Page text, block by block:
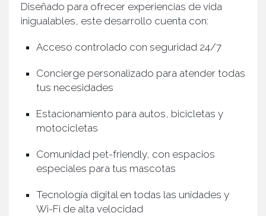
Diseñado para ofrecer experiencias de vida
inigualables, este desarrollo cuenta con:
Acceso controlado con seguridad 24/7
Concierge personalizado para atender todas
tus necesidades
Estacionamiento para autos, bicicletas y
motocicletas
Comunidad pet-friendly, con espacios
especiales para tus mascotas
Tecnología digital en todas las unidades y
Wi-Fi de alta velocidad